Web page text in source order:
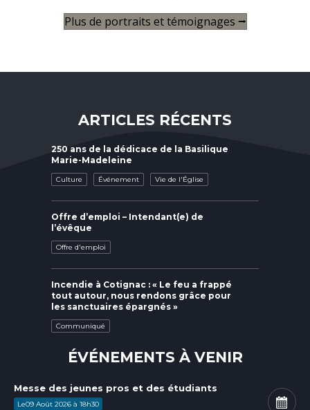
Plus de portraits et témoignages ⭢
ARTICLES RÉCENTS
250 ans de la dédicace de la Basilique
Marie-Madeleine
Culture Événement Vie de l'Église
Offre d’emploi – Intendant(e) de
l’évêque
Offre d'emploi
Incendie à Cotignac : « Le feu a frappé
tout autour, nous rendons grâce pour
les sanctuaires épargnés »
Communiqué
ÉVÉNEMENTS À VENIR
Messe des jeunes pros et des étudiants
Le09 Août 2026 à 18h30